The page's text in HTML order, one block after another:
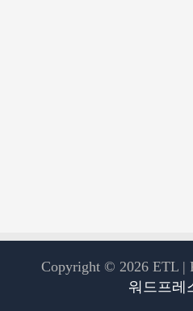
Copyright © 2026 ETL |
워드프레